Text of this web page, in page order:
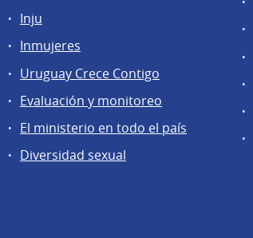
Inju
Inmujeres
Uruguay Crece Contigo
Evaluación y monitoreo
El ministerio en todo el país
Diversidad sexual